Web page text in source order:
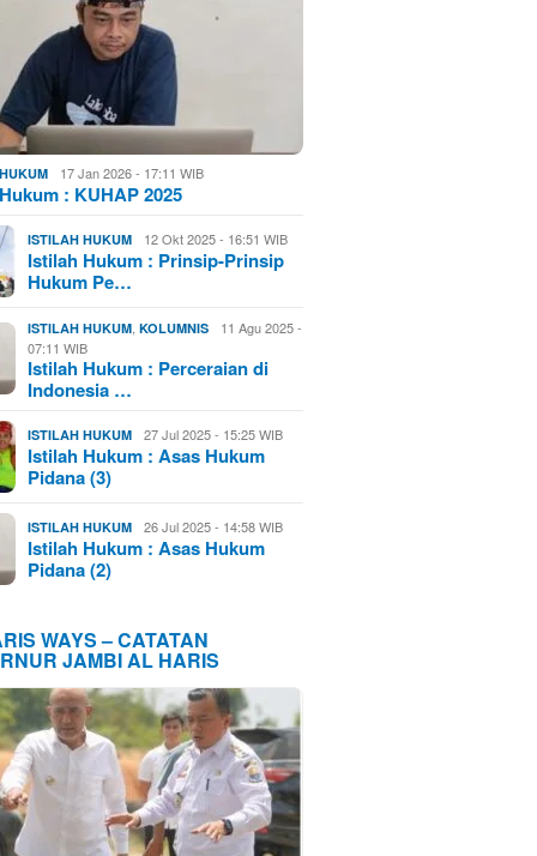
17 Jan 2026 - 17:11 WIB
: KUHAP 2025
ISTILAH HUKUM 12 Okt 2025 - 16:51 WIB
Istilah Hukum : Prinsip-Prinsip
Hukum Pe…
ISTILAH HUKUM ,KOLUMNIS
11 Agu 2025 -
07:11 WIB
Istilah Hukum : Perceraian di
Indonesia …
ISTILAH HUKUM 27 Jul 2025 - 15:25 WIB
Istilah Hukum : Asas Hukum
Pidana (3)
ISTILAH HUKUM 26 Jul 2025 - 14:58 WIB
Istilah Hukum : Asas Hukum
Pidana (2)
WAYS – CATATAN
JAMBI AL HARIS